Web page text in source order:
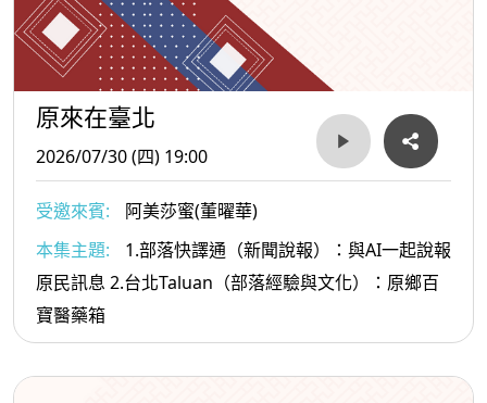
原來在臺北
2026/07/30 (四) 19:00
受邀來賓:
阿美莎蜜(董曜華)
本集主題:
1.部落快譯通（新聞說報）：與AI一起說報
原民訊息 2.台北Taluan（部落經驗與文化）：原鄉百
寶醫藥箱